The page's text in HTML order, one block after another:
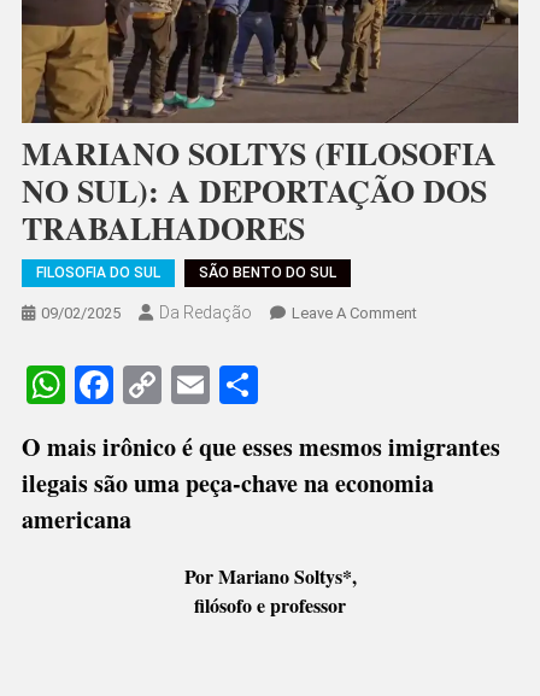
MARIANO SOLTYS (FILOSOFIA
NO SUL): A DEPORTAÇÃO DOS
TRABALHADORES
FILOSOFIA DO SUL SÃO BENTO DO SUL
09/02/2025 Da Redação Leave A CommentOn
SUL):
A
WhatsApp
Facebook
CopyEmailShare
O mais irônico é que esses mesmos imigrantes
ilegais são uma peça-chave na economia
americana
Por Mariano Soltys*,
filósofo e professor